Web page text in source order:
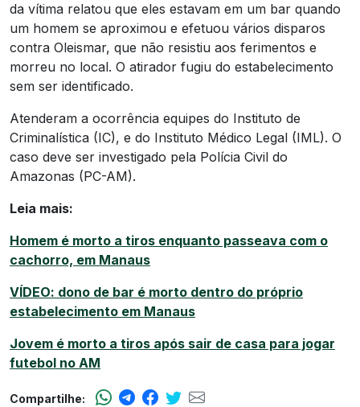
da vítima relatou que eles estavam em um bar quando
um homem se aproximou e efetuou vários disparos
contra Oleismar, que não resistiu aos ferimentos e
morreu no local. O atirador fugiu do estabelecimento
sem ser identificado.
Atenderam a ocorrência equipes do Instituto de
Criminalística (IC), e do Instituto Médico Legal (IML). O
caso deve ser investigado pela Polícia Civil do
Amazonas (PC-AM).
Leia mais:
Homem é morto a tiros enquanto passeava com o
cachorro, em Manaus
VÍDEO: dono de bar é morto dentro do próprio
estabelecimento em Manaus
Jovem é morto a tiros após sair de casa para jogar
futebol no AM
Compartilhe: